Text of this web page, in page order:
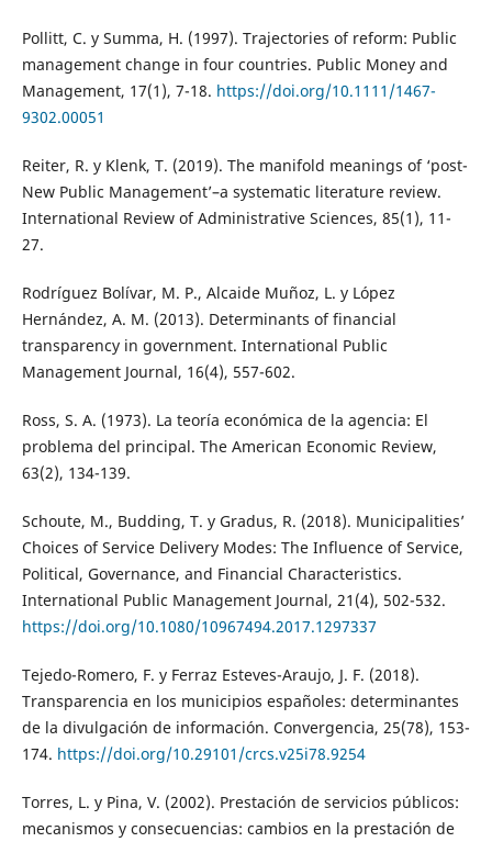
Pollitt, C. y Summa, H. (1997). Trajectories of reform: Public
management change in four countries. Public Money and
Management, 17(1), 7-18. https://doi.org/10.1111/1467-
9302.00051
Reiter, R. y Klenk, T. (2019). The manifold meanings of ‘post-
New Public Management’–a systematic literature review.
International Review of Administrative Sciences, 85(1), 11-
27.
Rodríguez Bolívar, M. P., Alcaide Muñoz, L. y López
Hernández, A. M. (2013). Determinants of financial
transparency in government. International Public
Management Journal, 16(4), 557-602.
Ross, S. A. (1973). La teoría económica de la agencia: El
problema del principal. The American Economic Review,
63(2), 134-139.
Schoute, M., Budding, T. y Gradus, R. (2018). Municipalities’
Choices of Service Delivery Modes: The Influence of Service,
Political, Governance, and Financial Characteristics.
International Public Management Journal, 21(4), 502-532.
https://doi.org/10.1080/10967494.2017.1297337
Tejedo-Romero, F. y Ferraz Esteves-Araujo, J. F. (2018).
Transparencia en los municipios españoles: determinantes
de la divulgación de información. Convergencia, 25(78), 153-
174. https://doi.org/10.29101/crcs.v25i78.9254
Torres, L. y Pina, V. (2002). Prestación de servicios públicos:
mecanismos y consecuencias: cambios en la prestación de